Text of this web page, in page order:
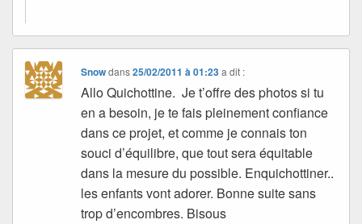
Snowdans25/02/2011 à 01:23 a dit :
Allo Quichottine. Je t’offre des photos si tu
en a besoin, je te fais pleinement confiance
dans ce projet, et comme je connais ton
souci d’équilibre, que tout sera équitable
dans la mesure du possible. Enquichottiner..
les enfants vont adorer. Bonne suite sans
trop d’encombres. Bisous